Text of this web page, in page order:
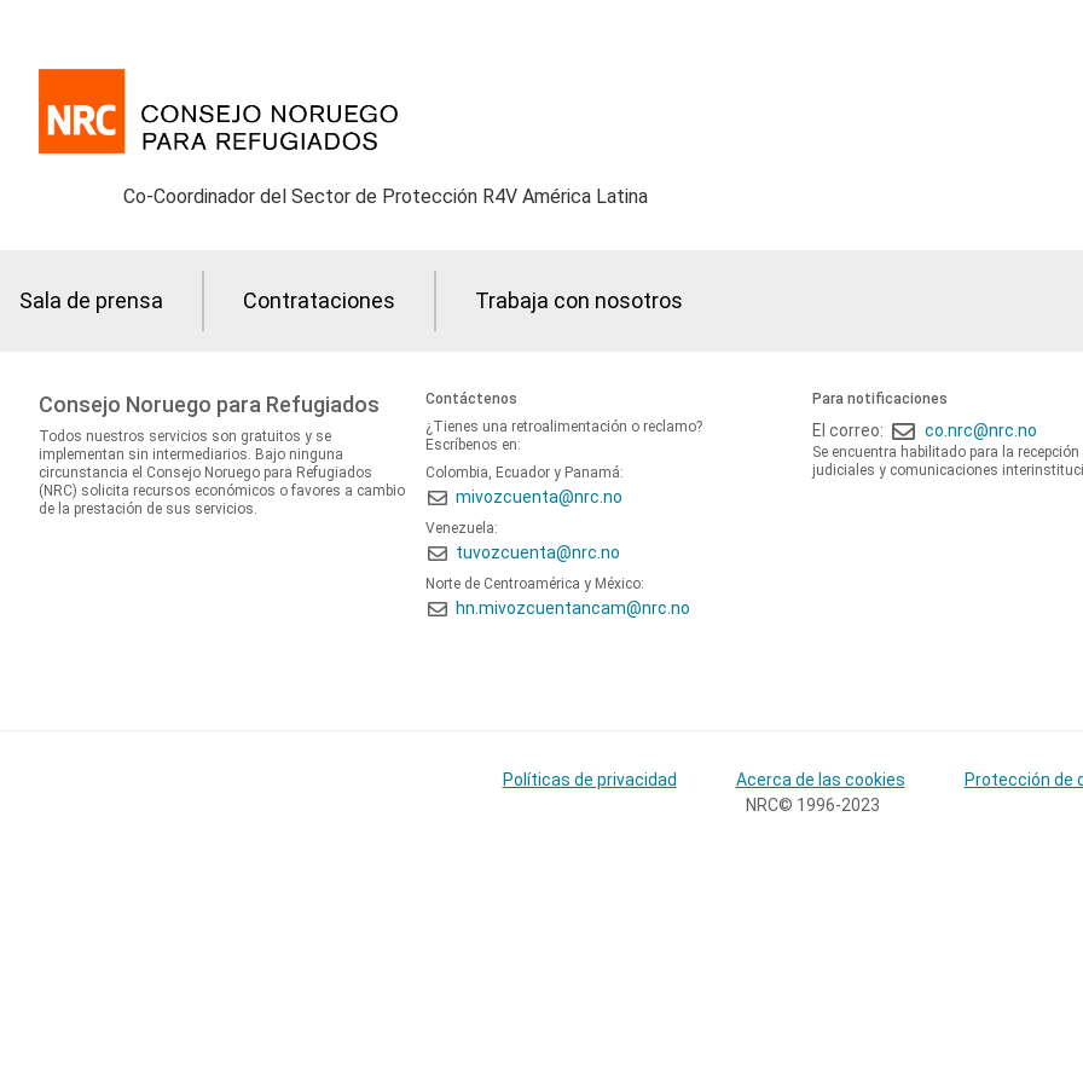
Co-Coordinador del Sector de Protección R4V América Latina
Sala de prensa Contrataciones Trabaja con nosotros
Consejo Noruego para Refugiados
Todos nuestros servicios son gratuitos y se
implementan sin intermediarios. Bajo ninguna
circunstancia el Consejo Noruego para Refugiados
(NRC) solicita recursos económicos o favores a cambio
de la prestación de sus servicios.
Contáctenos
¿Tienes una retroalimentación o reclamo?
Escríbenos en:
Colombia, Ecuador y Panamá:
mivozcuenta@nrc.no
Venezuela:
tuvozcuenta@nrc.no
Norte de Centroamérica y México:
hn.mivozcuentancam@nrc.no
Para notificaciones
El correo: co.nrc@nrc.no
Se encuentra habilitado para la
judiciales y comunicaciones
Políticas de privacidad Acerca de las cookies
Protección de
NRC© 1996-2023